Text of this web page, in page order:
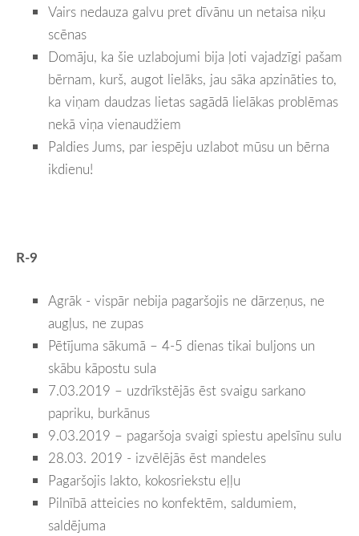
Vairs nedauza galvu pret dīvānu un netaisa niķu
scēnas
Domāju, ka šie uzlabojumi bija ļoti vajadzīgi pašam
bērnam, kurš, augot lielāks, jau sāka apzināties to,
ka viņam daudzas lietas sagādā lielākas problēmas
nekā viņa vienaudžiem
Paldies Jums, par iespēju uzlabot mūsu un bērna
ikdienu!
R-9
Agrāk - vispār nebija pagaršojis ne dārzeņus, ne
augļus, ne zupas
Pētījuma sākumā – 4-5 dienas tikai buljons un
skābu kāpostu sula
7.03.2019 – uzdrīkstējās ēst svaigu sarkano
papriku, burkānus
9.03.2019 – pagaršoja svaigi spiestu apelsīnu sulu
28.03. 2019 - izvēlējās ēst mandeles
Pagaršojis lakto, kokosriekstu eļļu
Pilnībā atteicies no konfektēm, saldumiem,
saldējuma